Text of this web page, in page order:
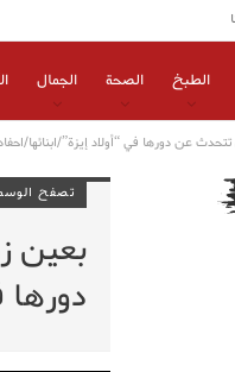
الطبخ الصحة الجمال
عن دورها في “أولاد إيزة”/ابنائها/
تصفح
بعين
دورها